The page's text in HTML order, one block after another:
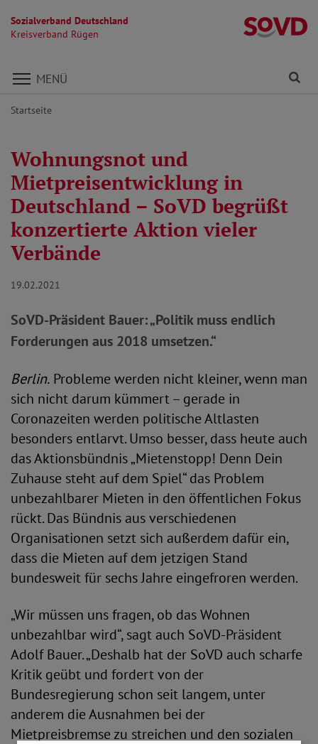
Sozialverband Deutschland
Kreisverband Rügen
Direkt zu den Inhalten springen
MENÜ
Startseite
Wohnungsnot und
Mietpreisentwicklung in
Deutschland – SoVD begrüßt
konzertierte Aktion vieler
Verbände
19.02.2021
SoVD-Präsident Bauer: „Politik muss endlich
Forderungen aus 2018 umsetzen.“
Berlin. Probleme werden nicht kleiner, wenn man
sich nicht darum kümmert – gerade in
Coronazeiten werden politische Altlasten
besonders entlarvt. Umso besser, dass heute auch
das Aktionsbündnis „Mietenstopp! Denn Dein
Zuhause steht auf dem Spiel“ das Problem
unbezahlbarer Mieten in den öffentlichen Fokus
rückt. Das Bündnis aus verschiedenen
Organisationen setzt sich außerdem dafür ein,
dass die Mieten auf dem jetzigen Stand
bundesweit für sechs Jahre eingefroren werden.
„Wir müssen uns fragen, ob das Wohnen
unbezahlbar wird“, sagt auch SoVD-Präsident
Adolf Bauer. „Deshalb hat der SoVD auch scharfe
Kritik geübt und fordert von der
Bundesregierung schon seit langem, unter
anderem die Ausnahmen bei der
Mietpreisbremse zu streichen und den sozialen